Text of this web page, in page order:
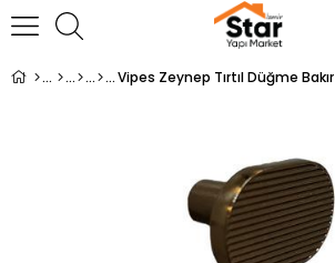
Vipes Zeynep Tırtıl Düğme Bakır